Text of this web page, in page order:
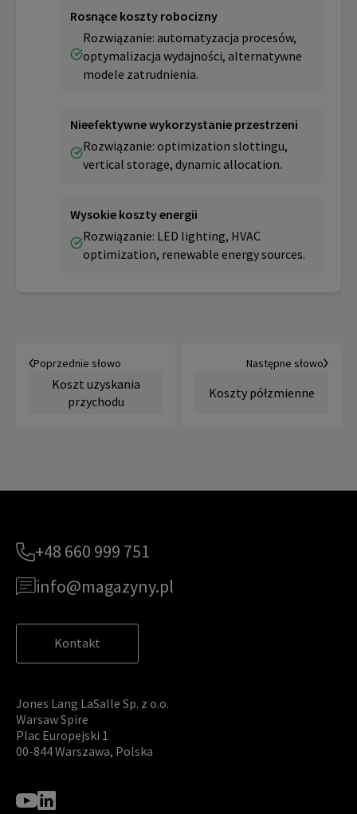
Rosnące koszty robocizny
Rozwiązanie: automatyzacja procesów,
optymalizacja wydajności, alternatywne
modele zatrudnienia.
Nieefektywne wykorzystanie przestrzeni
Rozwiązanie: optimization slottingu,
vertical storage, dynamic allocation.
Wysokie koszty energii
Rozwiązanie: LED lighting, HVAC
optimization, renewable energy sources.
Poprzednie słowo
Koszt uzyskania
przychodu
Następne słowo
Koszty półzmienne
+48 660 999 751
info@magazyny.pl
Kontakt
Jones Lang LaSalle Sp. z o.o.
Warsaw Spire
Plac Europejski 1
00-844 Warszawa, Polska